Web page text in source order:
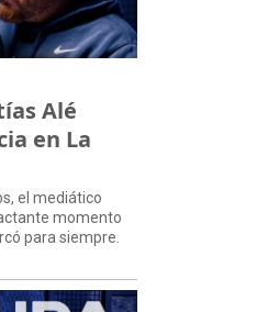
Alé
en La
el mediático
momento
para siempre.